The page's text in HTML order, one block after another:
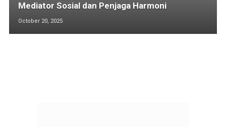
Mediator Sosial dan Penjaga Harmoni
October 20, 2025